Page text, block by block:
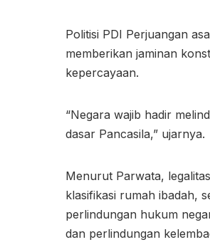
Politisi PDI Perjuangan
memberikan jaminan
kepercayaan.
“Negara wajib hadir
dasar Pancasila,” ujarnya.
Menurut Parwata,
klasifikasi rumah ibadah,
perlindungan hukum
dan perlindungan